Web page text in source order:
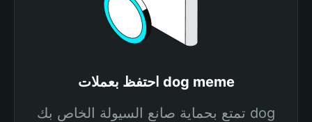
احتفظ بعملات dog meme
تمتع بحماية صانع السيولة الخاص بك dog